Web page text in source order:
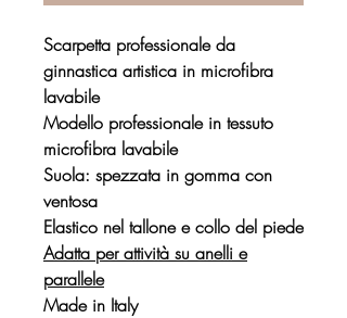
Scarpetta professionale da
ginnastica artistica in microfibra
lavabile
Modello professionale in tessuto
microfibra lavabile
Suola: spezzata in gomma con
ventosa
Elastico nel tallone e collo del piede
Adatta per attività su anelli e
parallele
Made in Italy